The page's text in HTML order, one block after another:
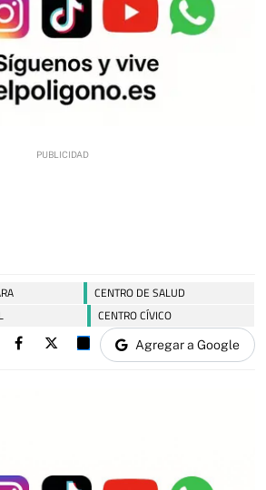
CENTRO DE SALUD
CENTRO CÍVICO
Agregar a Google